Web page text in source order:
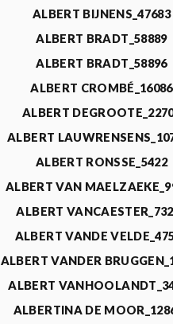
ALBERT BIJNENS_47683
ALBERT BRADT_58889
ALBERT BRADT_58896
ALBERT CROMBÉ_16086
ALBERT
ALBERT
ALBERT RONSSE_5422
ALBERT VAN
ALBERT
ALBERT VANDE
ALBERT VANDER
ALBERT
ALBERTINA DE